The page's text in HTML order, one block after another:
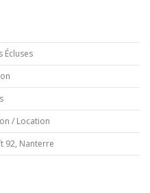
Écluses
/ Location
92, Nanterre